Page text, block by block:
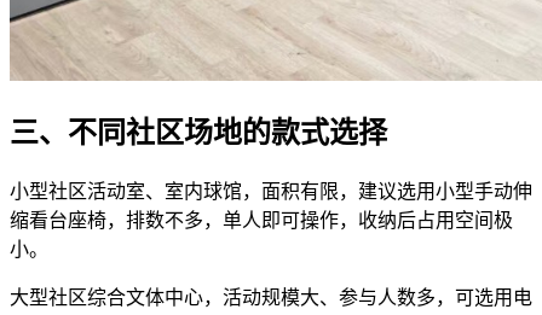
三、不同社区场地的款式选择
小型社区活动室、室内球馆，面积有限，建议选用小型手动伸
缩看台座椅，排数不多，单人即可操作，收纳后占用空间极
小。
大型社区综合文体中心，活动规模大、参与人数多，可选用电